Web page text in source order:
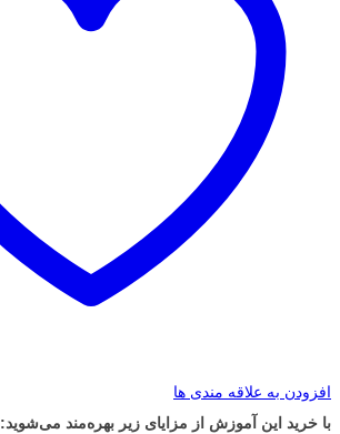
افزودن به علاقه مندی ها
با خرید این آموزش از مزایای زیر بهره‌مند می‌شوید: